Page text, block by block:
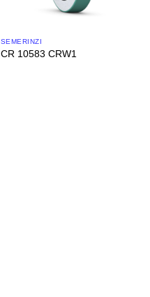
SEMERINZI
CR 10583 CRW1